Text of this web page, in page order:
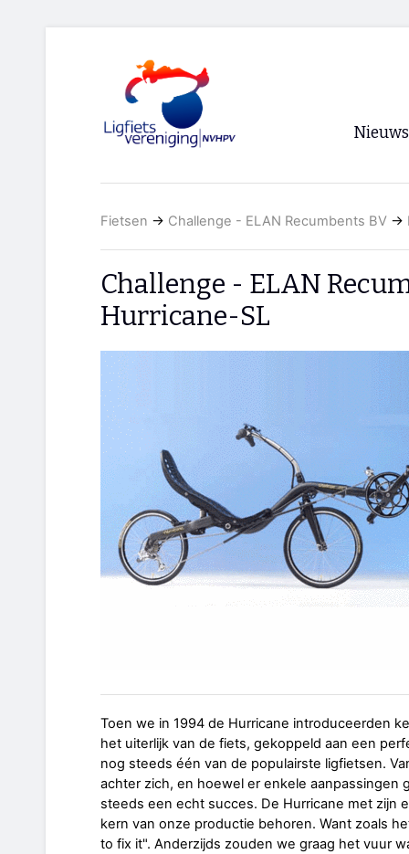
Nieuws
Fietsen → Challenge - ELAN Recumbents BV →
Challenge - ELAN
Hurricane-SL
Toen we in 1994 de Hurricane introduceerden
het uiterlijk van de fiets, gekoppeld aan een
nog steeds één van de populairste ligfietsen.
achter zich, en hoewel er enkele aanpassingen
steeds een echt succes. De Hurricane met zijn
kern van onze productie behoren. Want zoals
to fix it". Anderzijds zouden we graag het vuur